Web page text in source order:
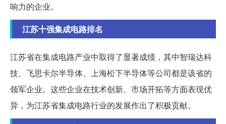
响力的企业。
江苏十强集成电路排名
江苏省在集成电路产业中取得了显著成绩，其中智瑞达科
技、飞思卡尔半导体、上海松下半导体等公司都是该省的
领军企业。这些企业在技术创新、市场开拓等方面表现优
异，为江苏省集成电路行业的发展作出了积极贡献。